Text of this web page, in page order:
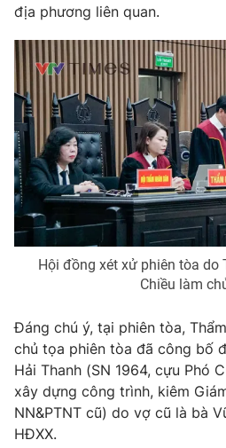
Emagazine
Photo
Video
VTV Money
VTV Sức khoẻ Bất
Thị trường 24h
VTV4
VTV9
Liên hệ tòa soạn
địa phương liên quan.
Hội đồng xét xử phiên tòa do
Chiều làm
Đáng chú ý, tại phiên tòa,
chủ tọa phiên tòa đã công bố
Hải Thanh (SN 1964, cựu Phó
xây dựng công trình, kiêm
NN&PTNT cũ) do vợ cũ là bà
HĐXX.